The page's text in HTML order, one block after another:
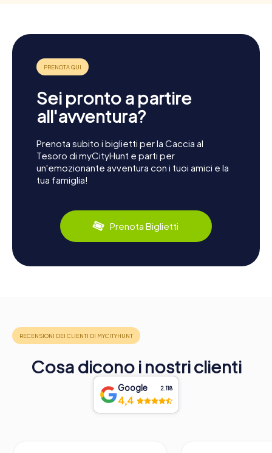
Sei pronto a partire
all'avventura?
Prenota subito i biglietti per la Caccia al
Tesoro di myCityHunt e parti per
un'emozionante avventura con i tuoi amici e la
tua famiglia!
Prenota Biglietti
Cosa dicono i nostri clienti
Google 2.118
4,4